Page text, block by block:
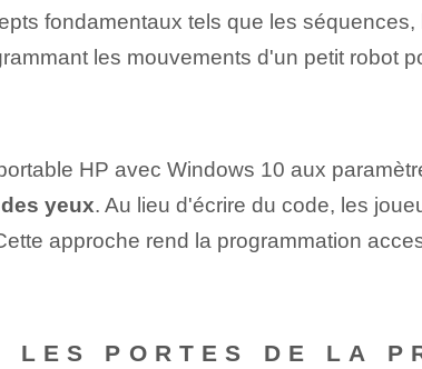
fondamentaux tels que les
les mouvements d'un petit robot
HP avec Windows 10 aux
yeux. Au lieu d'écrire du code, les
approche rend la programmation
PORTES DE LA